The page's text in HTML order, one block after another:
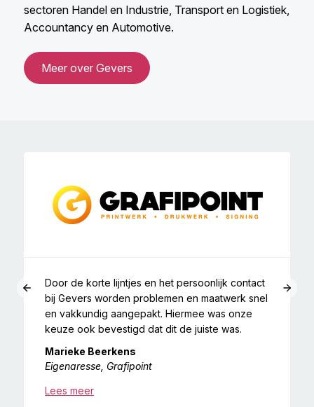
sectoren Handel en Industrie, Transport en Logistiek,
Accountancy en Automotive.
Meer over Gevers
Door de korte lijntjes en het persoonlijk contact
bij Gevers worden problemen en maatwerk snel
en vakkundig aangepakt. Hiermee was onze
keuze ook bevestigd dat dit de juiste was.
Marieke Beerkens
Eigenaresse, Grafipoint
Lees meer
‹ ›